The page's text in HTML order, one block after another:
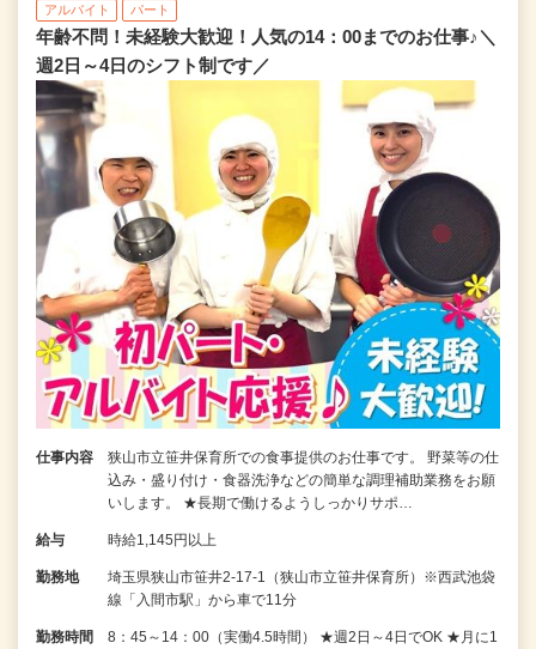
アルバイト パート
年齢不問！未経験大歓迎！人気の14：00までのお仕事♪＼
週2日～4日のシフト制です／
仕事内容
狭山市立笹井保育所での食事提供のお仕事です。 野菜等の仕
込み・盛り付け・食器洗浄などの簡単な調理補助業務をお願
いします。 ★長期で働けるようしっかりサポ…
給与 時給1,145円以上
勤務地
埼玉県狭山市笹井2-17-1（狭山市立笹井保育所）※西武池袋
線「入間市駅」から車で11分
勤務時間
8：45～14：00（実働4.5時間） ★週2日～4日でOK ★月に1